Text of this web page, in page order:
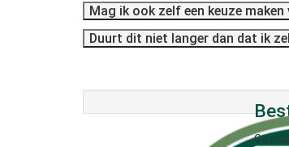
Mag ik ook zelf een keuze
Duurt dit niet langer dan dat ik
Ga